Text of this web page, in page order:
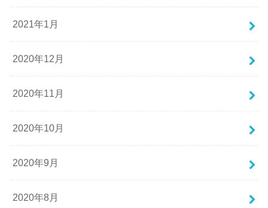
2021年1月
2020年12月
2020年11月
2020年10月
2020年9月
2020年8月